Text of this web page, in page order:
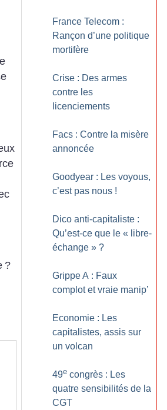
?
France Telecom :
Rançon d’une politique
mortifère
Crise : Des armes
contre les
licenciements
Facs : Contre la misère
annoncée
Goodyear : Les voyous,
c’est pas nous !
Dico anti-capitaliste :
Qu’est-ce que le « libre-
échange » ?
Grippe A : Faux
complot et vraie manip’
Economie : Les
capitalistes, assis sur
un volcan
49e congrès : Les
quatre sensibilités de la
CGT